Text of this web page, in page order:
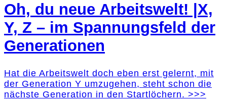
Oh, du neue Arbeitswelt! |X,
Y, Z – im Spannungsfeld der
Generationen
Hat die Arbeitswelt doch eben erst gelernt, mit
der Generation Y umzugehen, steht schon die
nächste Generation in den Startlöchern. >>>